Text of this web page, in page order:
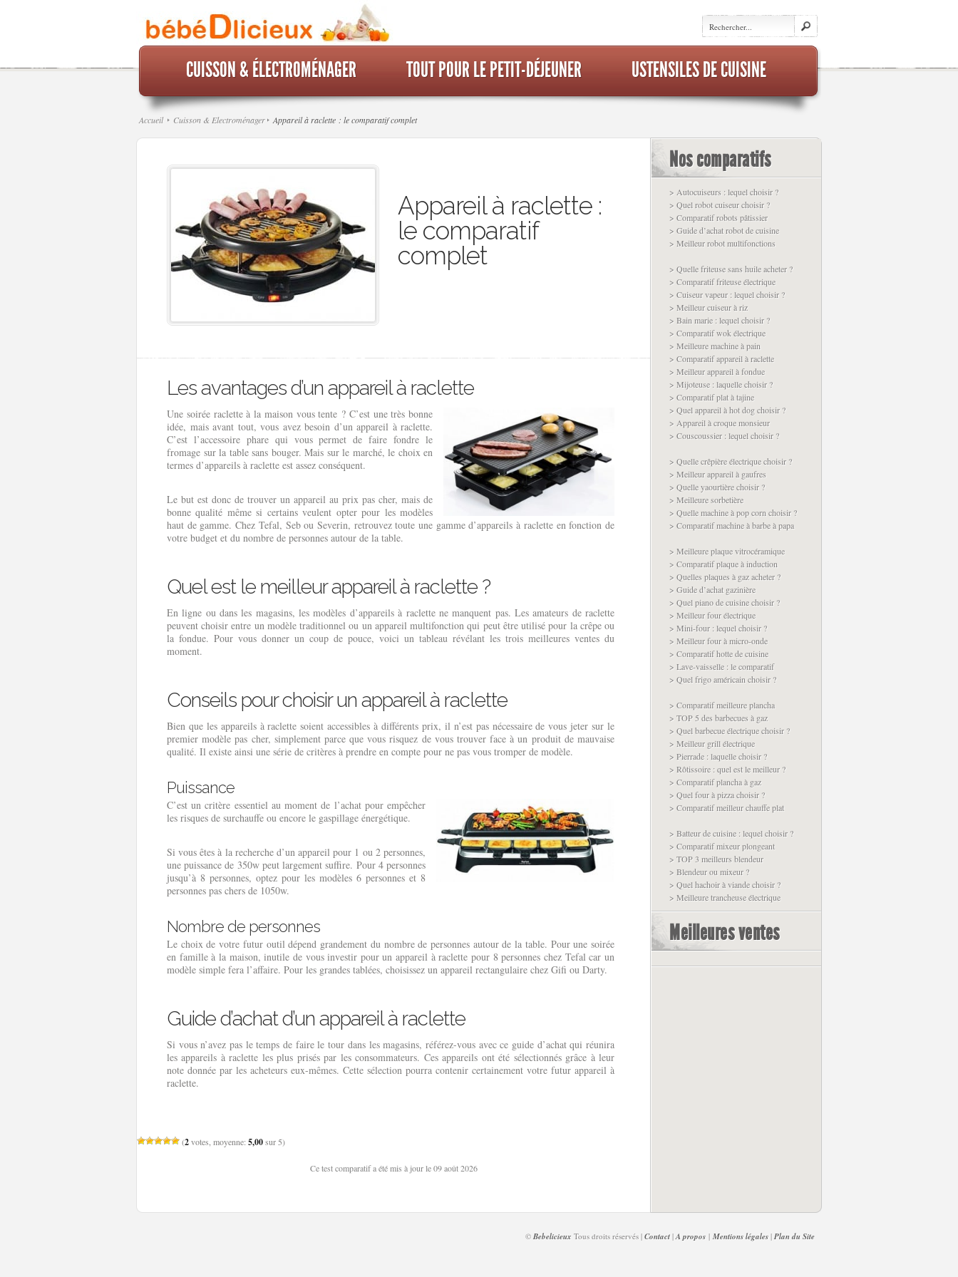
CUISSON & ÉLECTROMÉNAGER TOUT POUR LE PETIT-DÉJEUNER USTENSILES DE CUISINE
Accueil Cuisson & Electroménager Appareil à raclette : le comparatif complet
Appareil à raclette :
le comparatif
complet
Les avantages d’un appareil à raclette
Une soirée raclette à la maison vous tente ? C’est une très bonne
idée, mais avant tout, vous avez besoin d’un appareil à raclette.
C’est l’accessoire phare qui vous permet de faire fondre le
fromage sur la table sans bouger. Mais sur le marché, le choix en
termes d’appareils à raclette est assez conséquent.
Le but est donc de trouver un appareil au prix pas cher, mais de
bonne qualité même si certains veulent opter pour les modèles
haut de gamme. Chez Tefal, Seb ou Severin, retrouvez toute une gamme d’appareils à raclette en fonction de
votre budget et du nombre de personnes autour de la table.
Quel est le meilleur appareil à raclette ?
En ligne ou dans les magasins, les modèles d’appareils à raclette ne manquent pas. Les amateurs de raclette
peuvent choisir entre un modèle traditionnel ou un appareil multifonction qui peut être utilisé pour la crêpe ou
la fondue. Pour vous donner un coup de pouce, voici un tableau révélant les trois meilleures ventes du
moment.
Conseils pour choisir un appareil à raclette
Bien que les appareils à raclette soient accessibles à différents prix, il n’est pas nécessaire de vous jeter sur le
premier modèle pas cher, simplement parce que vous risquez de vous trouver face à un produit de mauvaise
qualité. Il existe ainsi une série de critères à prendre en compte pour ne pas vous tromper de modèle.
Puissance
C’est un critère essentiel au moment de l’achat pour empêcher
les risques de surchauffe ou encore le gaspillage énergétique.
Si vous êtes à la recherche d’un appareil pour 1 ou 2 personnes,
une puissance de 350w peut largement suffire. Pour 4 personnes
jusqu’à 8 personnes, optez pour les modèles 6 personnes et 8
personnes pas chers de 1050w.
Nombre de personnes
Le choix de votre futur outil dépend grandement du nombre de personnes autour de la table. Pour une soirée
en famille à la maison, inutile de vous investir pour un appareil à raclette pour 8 personnes chez Tefal car un
modèle simple fera l’affaire. Pour les grandes tablées, choisissez un appareil rectangulaire chez Gifi ou Darty.
Guide d’achat d’un appareil à raclette
Si vous n’avez pas le temps de faire le tour dans les magasins, référez-vous avec ce guide d’achat qui réunira
les appareils à raclette les plus prisés par les consommateurs. Ces appareils ont été sélectionnés grâce à leur
note donnée par les acheteurs eux-mêmes. Cette sélection pourra contenir certainement votre futur appareil à
raclette.
(2votes, moyenne: 5,00sur 5)
Ce test comparatif a été mis à jour le 09 août 2026
Nos comparatifs
> Autocuiseurs : lequel choisir ?
> Quel robot cuiseur choisir ?
> Comparatif robots pâtissier
> Guide d’achat robot de cuisine
> Meilleur robot multifonctions
> Quelle friteuse sans huile acheter ?
> Comparatif friteuse électrique
> Cuiseur vapeur : lequel choisir ?
> Meilleur cuiseur à riz
> Bain marie : lequel choisir ?
> Comparatif wok électrique
> Meilleure machine à pain
> Comparatif appareil à raclette
> Meilleur appareil à fondue
> Mijoteuse : laquelle choisir ?
> Comparatif plat à tajine
> Quel appareil à hot dog choisir ?
> Appareil à croque monsieur
> Couscoussier : lequel choisir ?
> Quelle crêpière électrique choisir ?
> Meilleur appareil à gaufres
> Quelle yaourtière choisir ?
> Meilleure sorbetière
> Quelle machine à pop corn choisir ?
> Comparatif machine à barbe à papa
> Meilleure plaque vitrocéramique
> Comparatif plaque à induction
> Quelles plaques à gaz acheter ?
> Guide d’achat gazinière
> Quel piano de cuisine choisir ?
> Meilleur four électrique
> Mini-four : lequel choisir ?
> Meilleur four à micro-onde
> Comparatif hotte de cuisine
> Lave-vaisselle : le comparatif
> Quel frigo américain choisir ?
> Comparatif meilleure plancha
> TOP 5 des barbecues à gaz
> Quel barbecue électrique choisir ?
> Meilleur grill électrique
> Pierrade : laquelle choisir ?
> Rôtissoire : quel est le meilleur ?
> Comparatif plancha à gaz
> Quel four à pizza choisir ?
> Comparatif meilleur chauffe plat
> Batteur de cuisine : lequel choisir ?
> Comparatif mixeur plongeant
> TOP 3 meilleurs blendeur
> Blendeur ou mixeur ?
> Quel hachoir à viande choisir ?
> Meilleure trancheuse électrique
Meilleures ventes
© Bebelicieux Tous droits réservés | Contact |A propos | Mentions légales | Plan du Site